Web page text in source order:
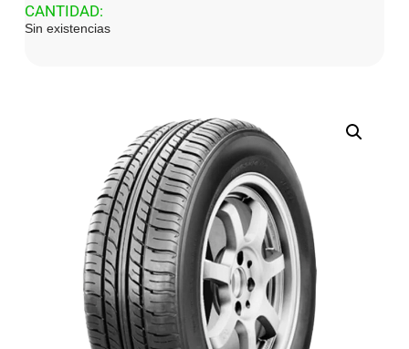
CANTIDAD:
Sin existencias